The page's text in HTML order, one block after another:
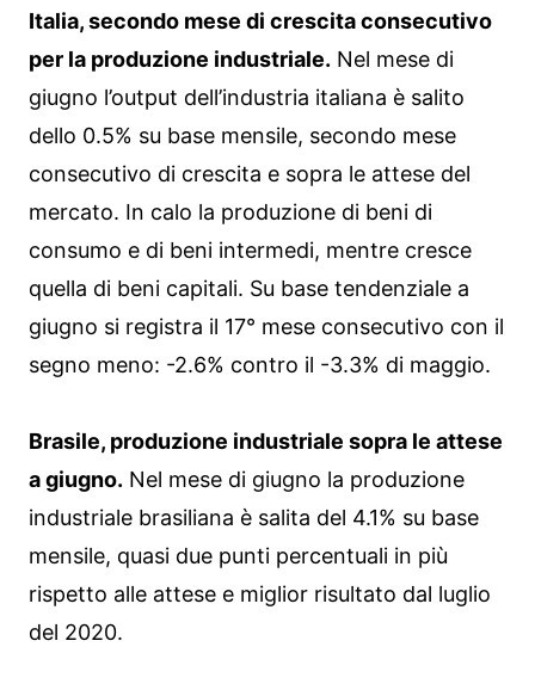
Italia, secondo mese di crescita consecutivo
per la produzione industriale. Nel mese di
giugno l’output dell’industria italiana è salito
dello 0.5% su base mensile, secondo mese
consecutivo di crescita e sopra le attese del
mercato. In calo la produzione di beni di
consumo e di beni intermedi, mentre cresce
quella di beni capitali. Su base tendenziale a
giugno si registra il 17° mese consecutivo con il
segno meno: -2.6% contro il -3.3% di maggio.
Brasile, produzione industriale sopra le attese
a giugno. Nel mese di giugno la produzione
industriale brasiliana è salita del 4.1% su base
mensile, quasi due punti percentuali in più
rispetto alle attese e miglior risultato dal luglio
del 2020.